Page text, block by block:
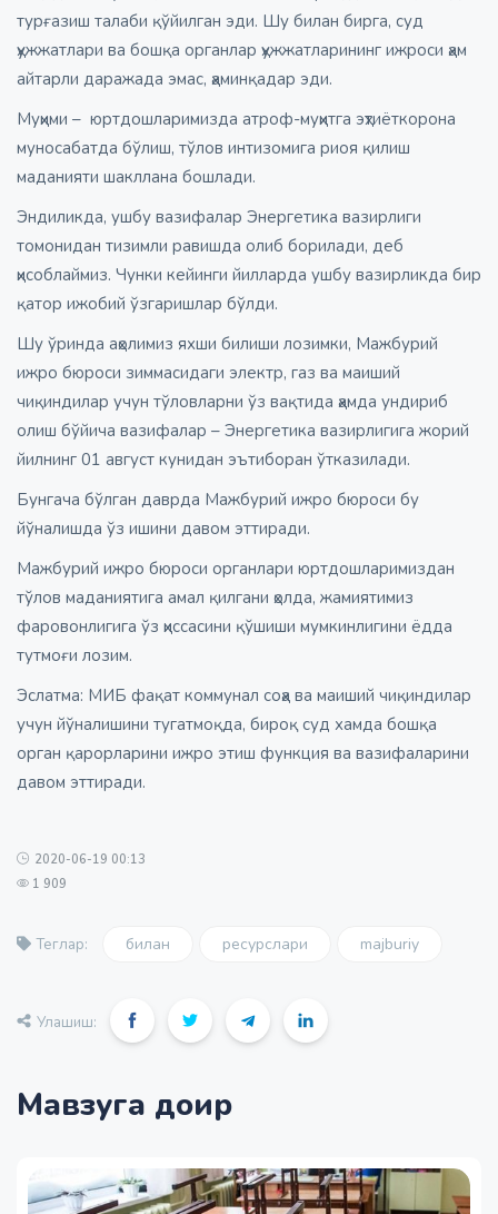
турғазиш талаби қўйилган эди. Шу билан бирга, суд
ҳужжатлари ва бошқа органлар ҳужжатларининг ижроси ҳам
айтарли даражада эмас, ҳаминқадар эди.
Муҳими – юртдошларимизда атроф-муҳитга эҳтиёткорона
муносабатда бўлиш, тўлов интизомига риоя қилиш
маданияти шакллана бошлади.
Эндиликда, ушбу вазифалар Энергетика вазирлиги
томонидан тизимли равишда олиб борилади, деб
ҳисоблаймиз. Чунки кейинги йилларда ушбу вазирликда бир
қатор ижобий ўзгаришлар бўлди.
Шу ўринда аҳолимиз яхши билиши лозимки, Мажбурий
ижро бюроси зиммасидаги электр, газ ва маиший
чиқиндилар учун тўловларни ўз вақтида ҳамда ундириб
олиш бўйича вазифалар – Энергетика вазирлигига жорий
йилнинг 01 август кунидан эътиборан ўтказилади.
Бунгача бўлган даврда Мажбурий ижро бюроси бу
йўналишда ўз ишини давом эттиради.
Мажбурий ижро бюроси органлари юртдошларимиздан
тўлов маданиятига амал қилгани ҳолда, жамиятимиз
фаровонлигига ўз ҳиссасини қўшиши мумкинлигини ёдда
тутмоғи лозим.
Эслатма: МИБ фақат коммунал соҳа ва маиший чиқиндилар
учун йўналишини тугатмоқда, бироқ суд хамда бошқа
орган қарорларини ижро этиш функция ва вазифаларини
давом эттиради.
2020-06-19 00:13
1 909
Теглар: билан ресурслари majburiy
Улашиш:
Мавзуга доир